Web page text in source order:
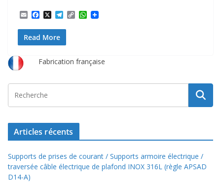
E
a
i
l
c
e
b
o
X T
l
g
a
C
n
W
p
Read More
Fabrication française
Articles récents
Supports de prises de courant / Supports armoire électrique /
traversée câble électrique de plafond INOX 316L (règle APSAD
D14-A)